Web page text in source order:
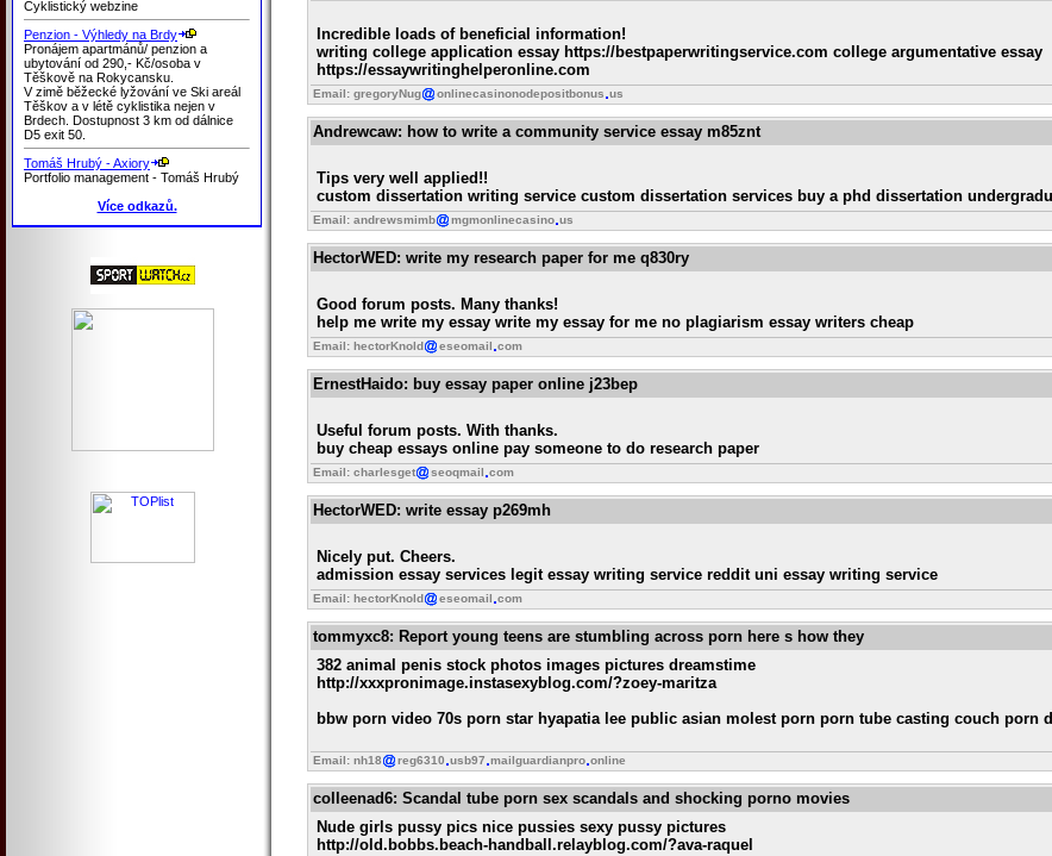
Cyklistický webzine
Penzion - Výhledy na Brdy
Pronájem apartmánů/ penzion a
ubytování od 290,- Kč/osoba v
Těškově na Rokycansku.
V zimě běžecké lyžování ve Ski areál
Těškov a v létě cyklistika nejen v
Brdech. Dostupnost 3 km od dálnice
D5 exit 50.
Tomáš Hrubý - Axiory
Portfolio management - Tomáš Hrubý
Více odkazů.
Incredible loads of beneficial information!
writing college application essay https://bestpaperwritingservice.com college argumentative essay
https://essaywritinghelperonline.com
Email: gregoryNug onlinecasinonodepositbonus us
Andrewcaw: how to write a community service essay m85znt
Tips very well applied!!
custom dissertation writing service custom dissertation services buy a phd dissertation
Email: andrewsmimb mgmonlinecasino us
HectorWED: write my research paper for me q830ry
Good forum posts. Many thanks!
help me write my essay write my essay for me no plagiarism essay writers cheap
Email: hectorKnold eseomail com
ErnestHaido: buy essay paper online j23bep
Useful forum posts. With thanks.
buy cheap essays online pay someone to do research paper
Email: charlesget seoqmail com
HectorWED: write essay p269mh
Nicely put. Cheers.
admission essay services legit essay writing service reddit uni essay writing service
Email: hectorKnold eseomail com
tommyxc8: Report young teens are stumbling across porn here s how they
382 animal penis stock photos images pictures dreamstime
http://xxxpronimage.instasexyblog.com/?zoey-maritza
bbw porn video 70s porn star hyapatia lee public asian molest porn porn tube casting couch porn
Email: nh18 reg6310 usb97 mailguardianpro online
colleenad6: Scandal tube porn sex scandals and shocking porno movies
Nude girls pussy pics nice pussies sexy pussy pictures
http://old.bobbs.beach-handball.relayblog.com/?ava-raquel